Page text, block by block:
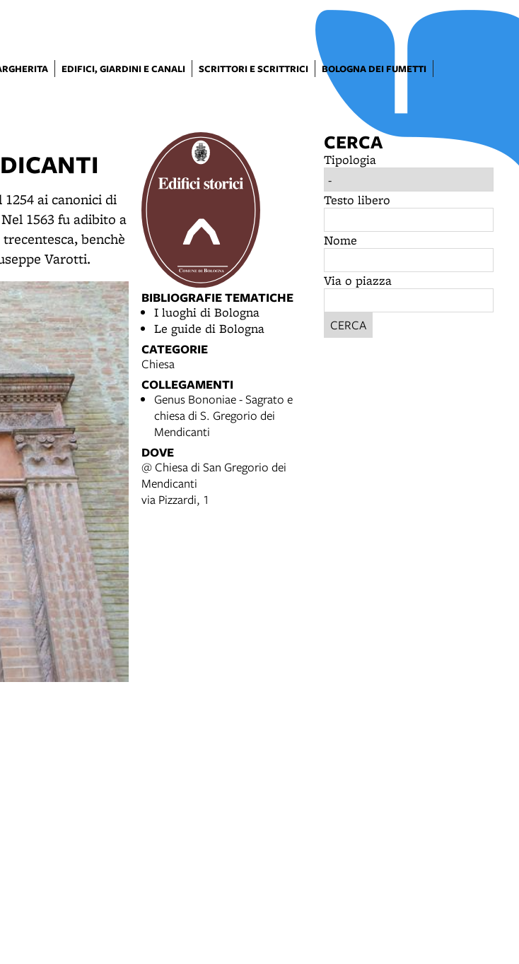
EDIFICI, GIARDINI E CANALI SCRITTORI E SCRITTRICI
BOLOGNA DEI FUMETTI
ai canonici di
1563 fu adibito a
benchè
Varotti.
BIBLIOGRAFIE TEMATICHE
I luoghi di Bologna
Le guide di Bologna
CATEGORIE
Chiesa
COLLEGAMENTI
Genus Bononiae - Sagrato e
chiesa di S. Gregorio dei
Mendicanti
DOVE
@ Chiesa di San Gregorio dei
Mendicanti
via Pizzardi, 1
CERCA
Tipologia
Testo libero
Nome
Via o piazza
CERCA